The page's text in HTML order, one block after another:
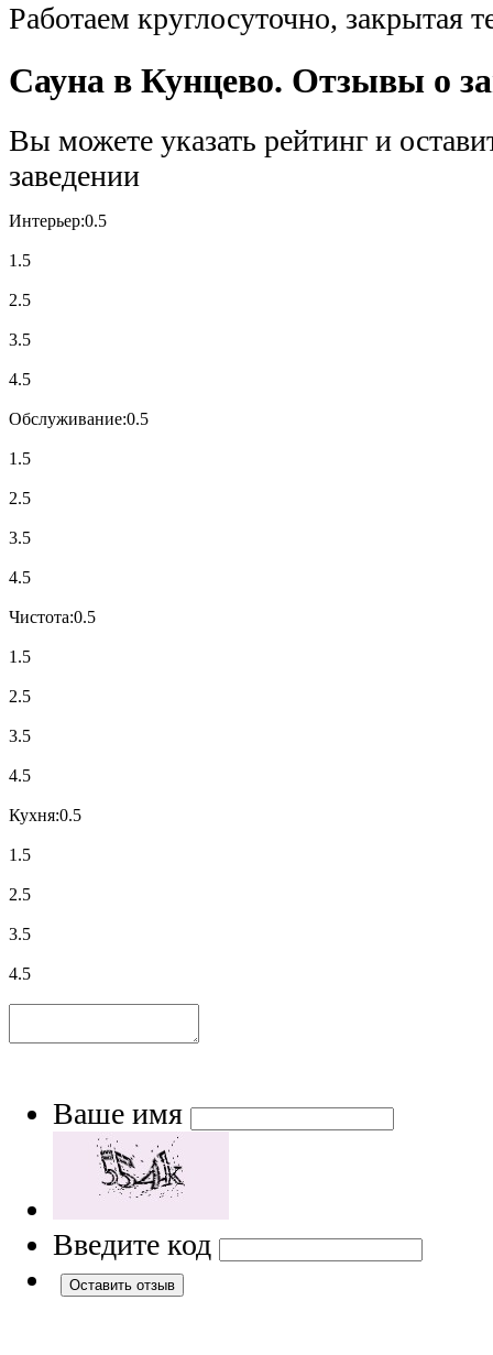
Работаем круглосуточно, закрытая
Сауна в Кунцево. Отзывы о
Вы можете указать рейтинг и
заведении
Интерьер:0.5
1.5
2.5
3.5
4.5
Обслуживание:0.5
1.5
2.5
3.5
4.5
Чистота:0.5
1.5
2.5
3.5
4.5
Кухня:0.5
1.5
2.5
3.5
4.5
Ваше имя
Введите код